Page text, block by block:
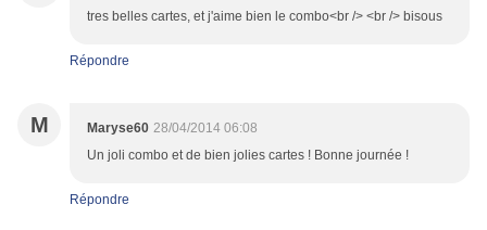
tres belles cartes, et j'aime bien le combo<br /> <br /> bisous
Répondre
M Maryse60 28/04/2014 06:08
Un joli combo et de bien jolies cartes ! Bonne journée !
Répondre